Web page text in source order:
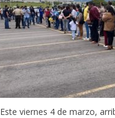
Este viernes 4 de marzo,